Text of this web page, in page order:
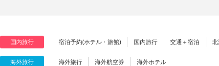
国内旅行 宿泊予約(ホテル・旅館) 国内旅行 交通＋宿泊
海外旅行 海外旅行 海外航空券 海外ホテル